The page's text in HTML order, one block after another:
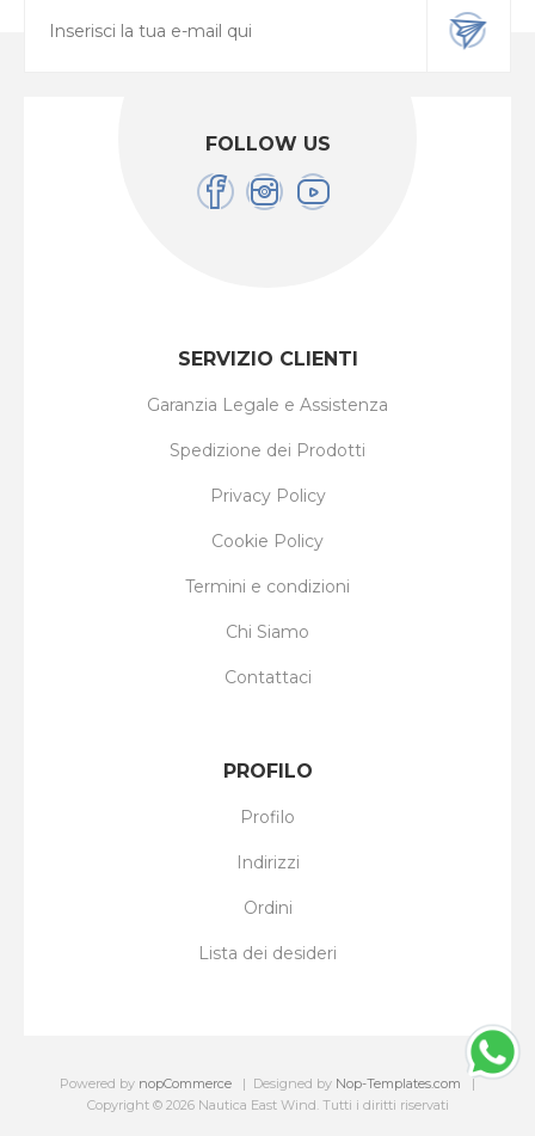
FOLLOW US
SERVIZIO CLIENTI
Garanzia Legale e Assistenza
Spedizione dei Prodotti
Privacy Policy
Cookie Policy
Termini e condizioni
Chi Siamo
Contattaci
PROFILO
Profilo
Indirizzi
Ordini
Lista dei desideri
Powered by nopCommerce Designed by Nop-Templates.com
Copyright © 2026 Nautica East Wind. Tutti i diritti riservati